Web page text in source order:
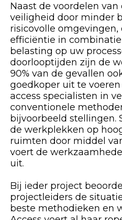
Naast de voordelen van
veiligheid door minder
risicovolle omgevingen,
efficiëntie in
belasting op uw
doorlooptijden zijn de
90% van de gevallen
goedkoper uit te
access specialisten in
conventionele
bijvoorbeeld stellingen.
de werkplekken op
ruimten door middel
voert de
uit.
Bij ieder project
projectleiders de
beste methodieken en